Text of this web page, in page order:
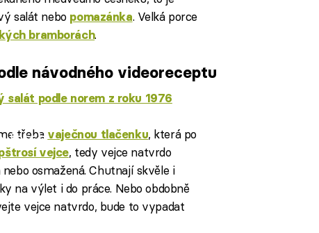
salát nebo pomazánka. Velká porce
bramborách.
návodného videoreceptu
salát podle norem z roku 1976
fetch
třeba vaječnou tlačenku, která po
vejce, tedy vejce natvrdo
osmažená. Chutnají skvěle i
na výlet i do práce. Nebo obdobně
vejce natvrdo, bude to vypadat